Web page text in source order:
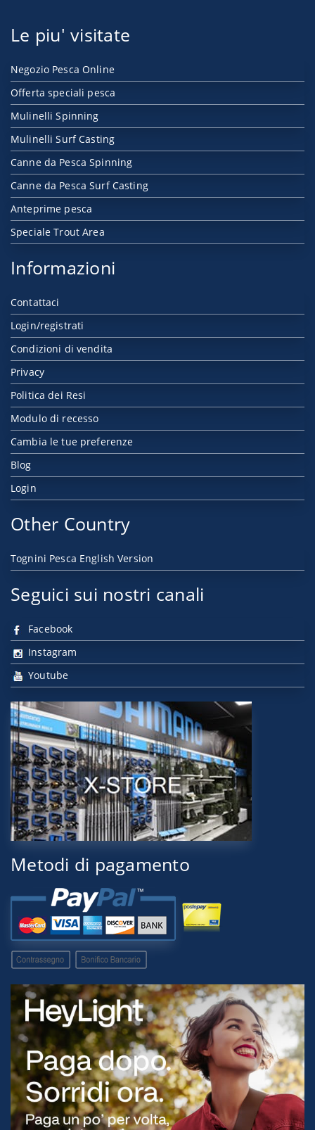
Le piu' visitate
Negozio Pesca Online
Offerta speciali pesca
Mulinelli Spinning
Mulinelli Surf Casting
Canne da Pesca Spinning
Canne da Pesca Surf Casting
Anteprime pesca
Speciale Trout Area
Informazioni
Contattaci
Login/registrati
Condizioni di vendita
Privacy
Politica dei Resi
Modulo di recesso
Cambia le tue preferenze
Blog
Login
Other Country
Tognini Pesca English Version
Seguici sui nostri canali
Facebook
Instagram
Youtube
Metodi di pagamento